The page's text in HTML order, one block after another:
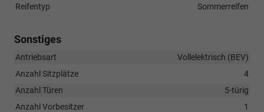
Reifentyp
Sommerreifen
Sonstiges
Antriebsart
Vollelektrisch (BEV)
Anzahl Sitzplätze
4
Anzahl Türen
5-türig
Anzahl Vorbesitzer
1